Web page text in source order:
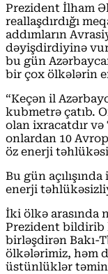
Prezident İlham
reallaşdırdığı
addımların
dəyişdirdiyinə
bu gün
bir çox ölkələrin
“Keçən il
kubmetrə çatıb.
olan ixracatdır
onlardan 10
öz enerji
Bu gün
enerji
İki ölkə arasında
Prezident bildirib
birləşdirən Bakı-
ölkələrimiz, həm
üstünlüklər